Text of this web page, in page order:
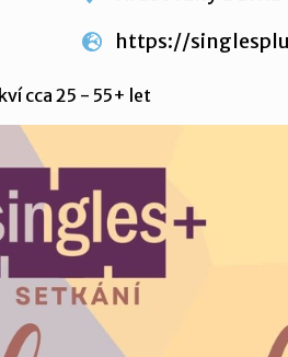
https://
cca 25 - 55+ let